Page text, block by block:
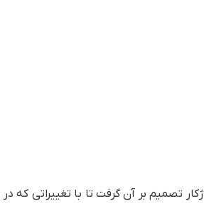
بیش از 6 بار هستند؛ شرکت شوفاژکار تصمیم بر آن گرفت تا با